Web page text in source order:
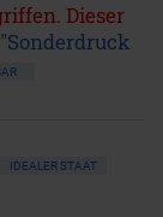
Dieser
"Sonderdruck
IDEALER STAAT